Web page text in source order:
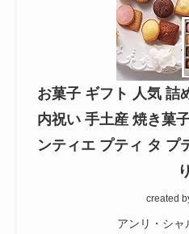
お菓子 ギフト 人気 詰
内祝い 手土産 焼き菓
ンティエ プティ タ プ
り
created
アンリ・シャ